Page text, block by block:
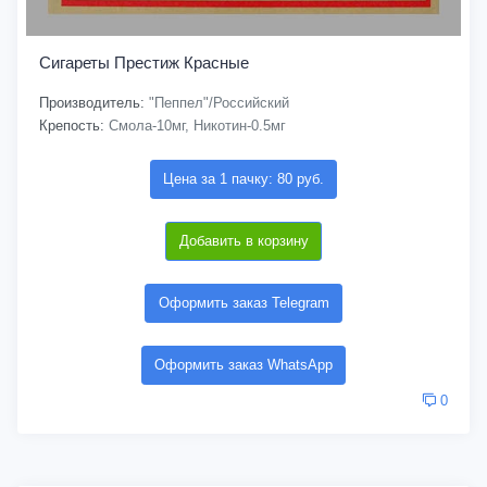
Сигареты Престиж Красные
Производитель: "Пеппел"/Российский
Крепость: Смола-10мг, Никотин-0.5мг
Цена за 1 пачку: 80 руб.
Добавить в корзину
Оформить заказ Telegram
Оформить заказ WhatsApp
0